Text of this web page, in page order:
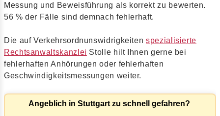
Messung und Beweisführung als korrekt zu bewerten.
56 % der Fälle sind demnach fehlerhaft.
Die auf Verkehrsordnunswidrigkeitenspezialisierte
Rechtsanwaltskanzlei Stolle hilt Ihnen gerne bei
fehlerhaften Anhörungen oder fehlerhaften
Geschwindigkeitsmessungen weiter.
Angeblich in Stuttgart zu schnell gefahren?